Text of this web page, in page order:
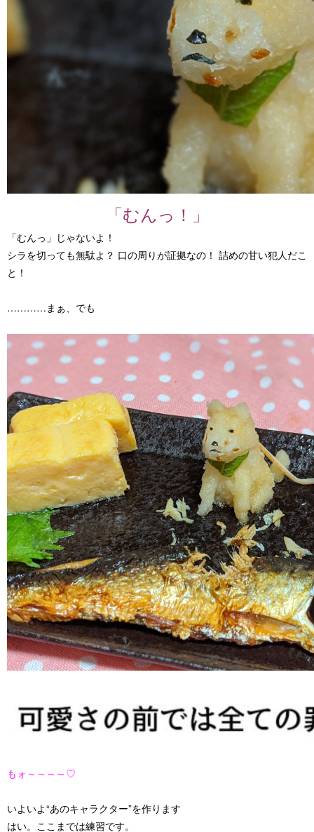
「むんっ！」
「むんっ」じゃないよ！
シラを切っても無駄よ？ 口の周りが証拠なの！ 詰めの甘い犯人だこ
と！
…………まぁ、でも
もォ～～～～♡
いよいよ“あのキャラクター”を作ります
はい。ここまでは練習です。